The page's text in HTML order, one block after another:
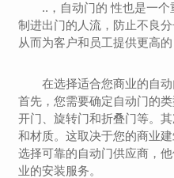
..，自动门的 性也是一
制进出门的人流，防止不良
从而为客户和员工提供更高的
在选择适合您商业的自
首先，您需要确定自动门的
开门、旋转门和折叠门等。
和材质。这取决于您的商业
选择可靠的自动门供应商，
业的安装服务。